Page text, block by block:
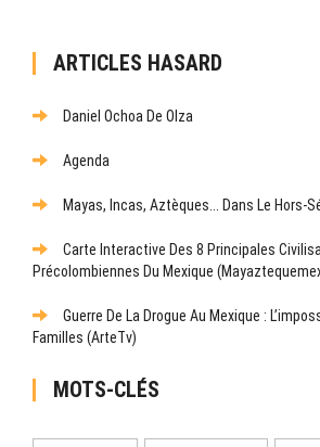
ARTICLES HASARD
Daniel Ochoa De Olza
Agenda
Mayas, Incas, Aztèques... Dans Le Hors-
Carte Interactive Des 8 Principales
Précolombiennes Du Mexique
Guerre De La Drogue Au Mexique :
Familles (ArteTv)
MOTS-CLÉS